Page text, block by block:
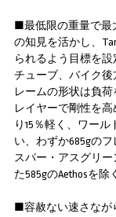
■最低限の重量で最
の知見を活かし、
られるよう目標を
チューブ、バイク
レームの形状は負
レイヤーで剛性を高
り15％軽く、ワー
い、わずか685gのフ
スパー・アスグリ
た585gのAethosを除
■容赦ない速さなが